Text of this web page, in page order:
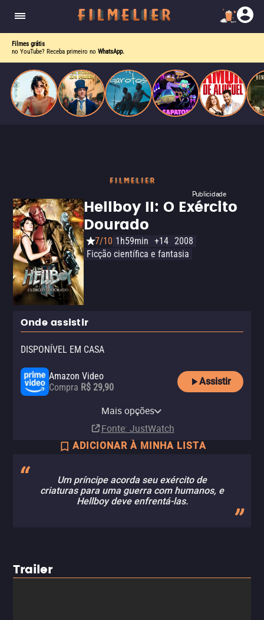
Filmes grátis
no YouTube? Receba primeiro no WhatsApp.
Publicidade
Hellboy II: O Exército
Dourado
7/10 1h59min +14 2008
Ficção científica e fantasia
Onde assistir
DISPONÍVEL EM CASA
Amazon Video
Compra R$ 29,90
Assistir
R$ 29,90
R$ 6,90Mais opções
Fonte: JustWatch
ADICIONAR À MINHA LISTA
Um príncipe acorda seu exército de
criaturas para uma guerra com humanos, e
Hellboy deve enfrentá-las.
Trailer
escrevia e a vida real começa a desaparecer.